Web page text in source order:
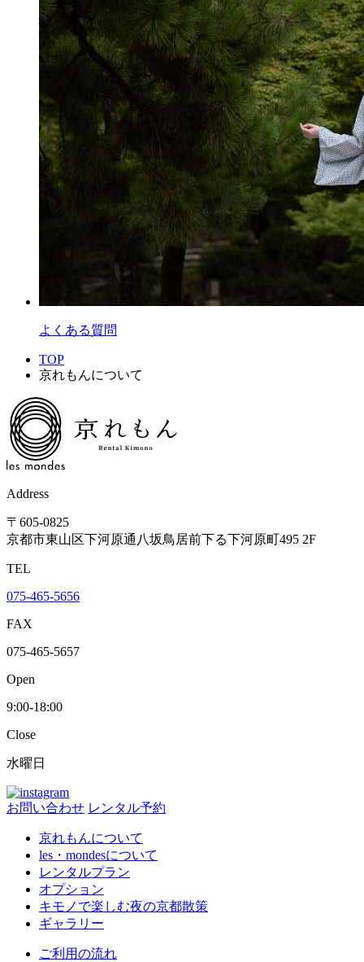
よくある質問
TOP
京れもんについて
Address
〒605-0825
京都市東山区下河原通八坂鳥居前下る下河原町495 2F
TEL
075-465-5656
FAX
075-465-5657
Open
9:00-18:00
Close
水曜日
お問い合わせ レンタル予約
京れもんについて
les・mondesについて
レンタルプラン
オプション
キモノで楽しむ夜の京都散策
ギャラリー
ご利用の流れ